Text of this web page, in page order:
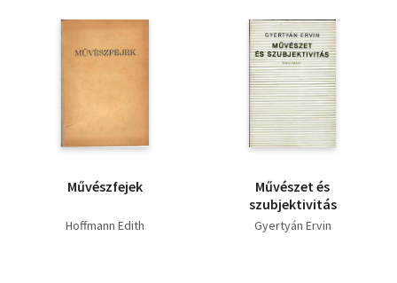
Művészfejek
Hoffmann Edith
Művészet és
szubjektivitás
Gyertyán Ervin